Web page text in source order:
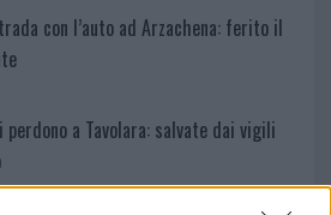
con l’auto ad Arzachena: ferito il
a Tavolara: salvate dai vigili